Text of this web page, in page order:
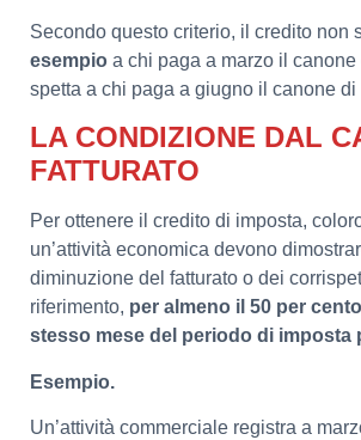
Secondo questo criterio, il credito non
esempio a chi paga a marzo il canone
spetta a chi paga a giugno il canone di
LA CONDIZIONE DAL
FATTURATO
Per ottenere il credito di imposta,
un’attività economica devono
diminuzione del fatturato o dei
riferimento, per almeno il 50 per
stesso mese del periodo di imposta
Esempio.
Un’attività commerciale registra a